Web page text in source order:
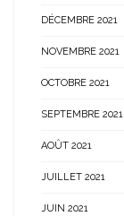
DÉCEMBRE 2021
NOVEMBRE 2021
OCTOBRE 2021
SEPTEMBRE 2021
AOÛT 2021
JUILLET 2021
JUIN 2021